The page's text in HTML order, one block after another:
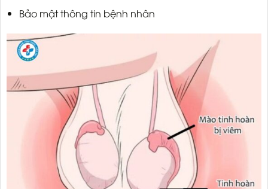
Bảo mật thông tin bệnh nhân